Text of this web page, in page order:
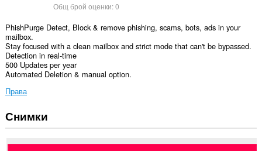
Общ брой оценки:0
PhishPurge Detect, Block & remove phishing, scams, bots, ads in your
mailbox.
Stay focused with a clean mailbox and strict mode that can't be bypassed.
Detection in real-time
500 Updates per year
Automated Deletion & manual option.
Права
Това
разширение
да
Снимки